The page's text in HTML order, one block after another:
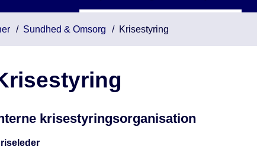
Sundhed & Omsorg Krisestyring
krisestyringsorganisation